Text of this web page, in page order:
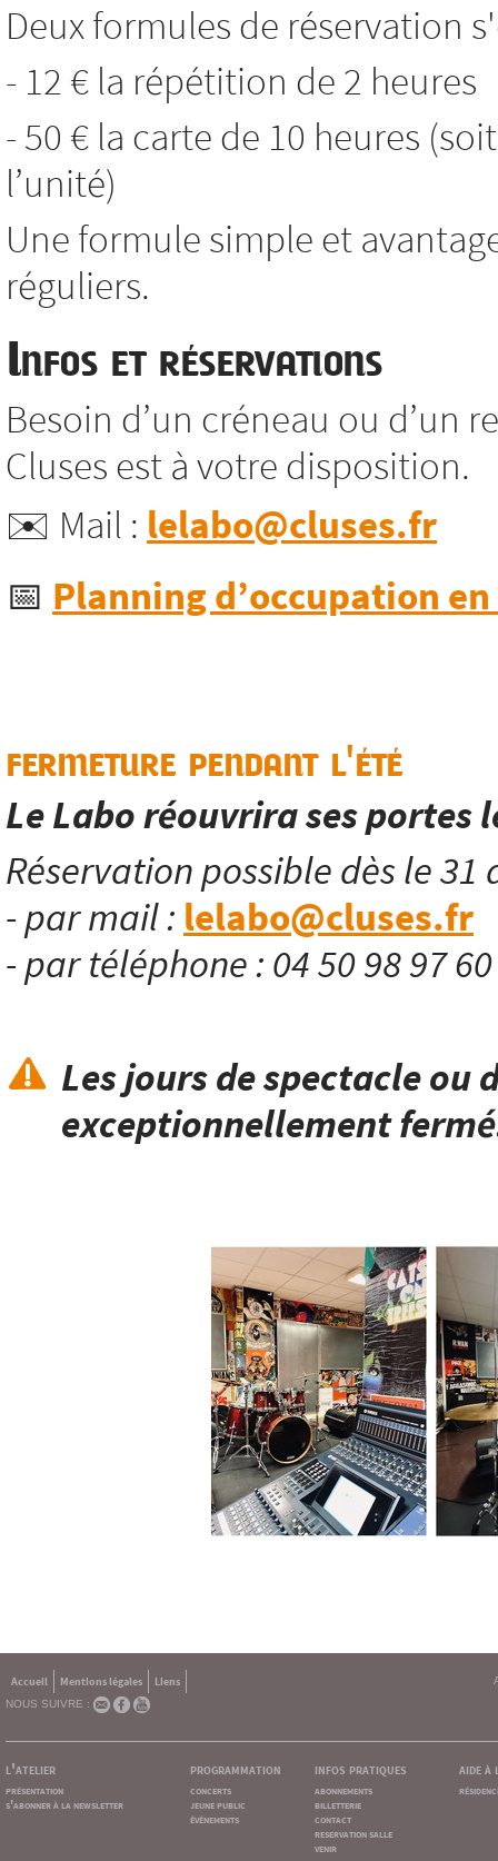
Deux formules de réservation
- 12 € la répétition de 2 heures
- 50 € la carte de 10 heures
l’unité)
Une formule simple et
réguliers.
Infos et réservations
Besoin d’un créneau ou d’un
Cluses est à votre disposition.
✉️ Mail : lelabo@cluses.fr
📅 Planning d’occupation
fermeture pendant l'été
Le Labo réouvrira ses portes
Réservation possible dès le 31
- par mail : lelabo@cluses.fr
- par téléphone : 04 50 98 97
Les jours de spectacle ou
exceptionnellement
Accueil Mentions légales
Liens
NOUS SUIVRE :
l'atelier
présentation
s'abonner à la newsletter
programmation
concerts
jeune public
événements
infos pratiques
abonnements
billetterie
contact
reservation salle
venir
aide